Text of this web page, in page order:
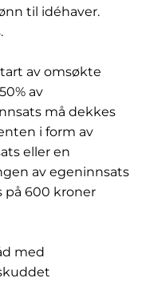
til idéhaver.
av omsøkte
av
må dekkes
i form av
eller en
av egeninnsats
på 600 kroner
med